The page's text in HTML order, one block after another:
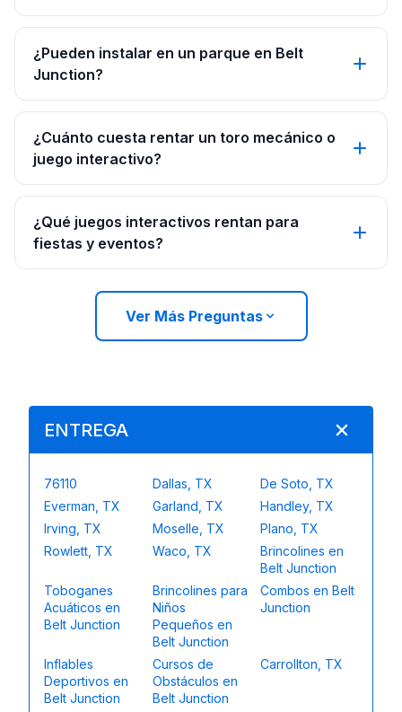
¿Pueden instalar en un parque en Belt
Junction?
¿Cuánto cuesta rentar un toro mecánico o
juego interactivo?
¿Qué juegos interactivos rentan para
fiestas y eventos?
Ver Más Preguntas
ENTREGA
76110 Dallas, TX
De Soto, TX
Everman, TX
Garland, TX
Handley, TX
Irving, TX
Moselle, TX
Plano, TX
Rowlett, TX
Waco, TX
Brincolines en
Belt Junction
Toboganes
Acuáticos en
Belt Junction
Brincolines para
Niños
Pequeños en
Belt Junction
Combos en Belt
Junction
Inflables
Deportivos en
Belt Junction
Cursos de
Obstáculos en
Belt Junction
Carrollton, TX